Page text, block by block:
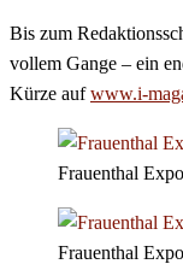
Bis zum
vollem Gange – ein
Kürze aufwww.i-
Frauenthal
Frauenthal